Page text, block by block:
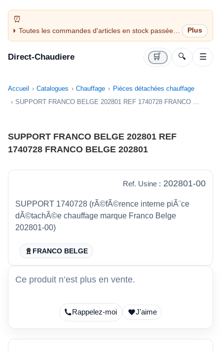
Toutes les commandes d'articles en stock passées
avant 14H sont expédiées le jour même (jours
Direct-Chaudiere 🛒 🔍 ☰
Accueil Catalogues Chauffage
Pièces détachées chauffage
SUPPORT FRANCO BELGE 202801 REF 1740728 FRANCO ...
SUPPORT FRANCO BELGE 202801 REF
1740728 FRANCO BELGE 202801
Ref. Usine : 202801-00
SUPPORT 1740728 (rÃ©fÃ©rence interne piÃ¨ce
dÃ©tachÃ©e chauffage marque Franco Belge
202801-00)
FRANCO BELGE
Ce produit n’est plus en vente.
Rappelez-moi J'aime